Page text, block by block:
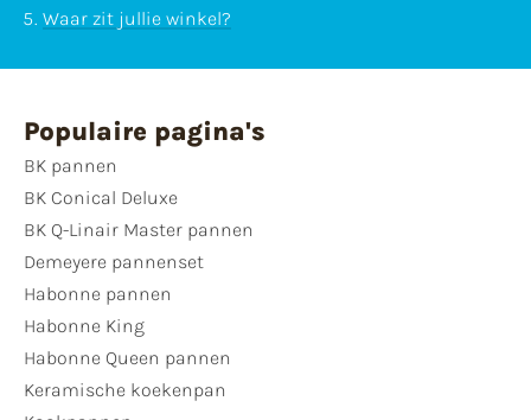
Waar zit jullie winkel?
Populaire pagina's
BK pannen
BK Conical Deluxe
BK Q-Linair Master pannen
Demeyere pannenset
Habonne pannen
Habonne King
Habonne Queen pannen
Keramische koekenpan